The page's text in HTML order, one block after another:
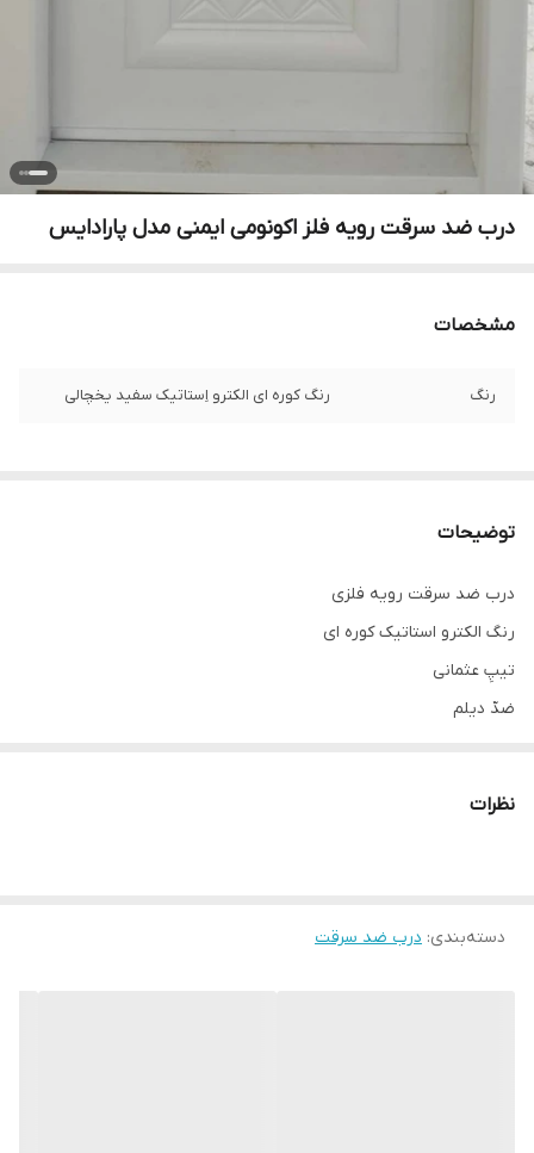
درب ضد سرقت رویه فلز اکونومی ایمنی مدل پارادایس
مشخصات
رنگ رنگ کوره ای الکترو اِستاتیک سفید یخچالی
توضیحات
درب ضد سرقت رویه فلزی
رنگ الکترو استاتیک کوره ای
تیپِ عثمانی
ضدّ دیلم
نظرات
دسته‌بندی: درب ضد سرقت